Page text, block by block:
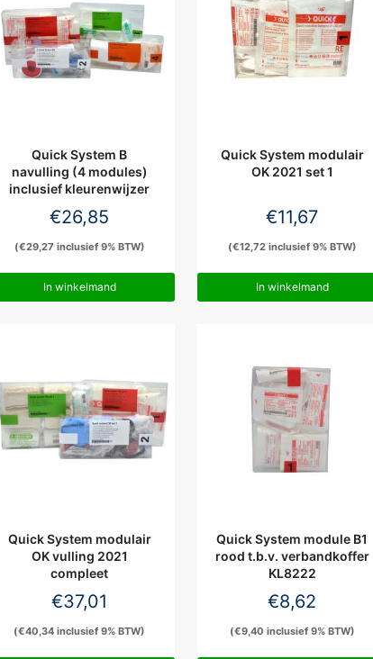
Quick System B
navulling (4 modules)
inclusief kleurenwijzer
€26,85
(€29,27 inclusief 9% BTW)
In winkelmand
Quick System modulair
OK 2021 set 1
€11,67
(€12,72inclusief 9% BTW)
In winkelmand
Quick System modulair
OK vulling 2021
compleet
€37,01
(€40,34 inclusief 9% BTW)
Quick System module B1
rood t.b.v. verbandkoffer
KL8222
€8,62
(€9,40 inclusief 9% BTW)